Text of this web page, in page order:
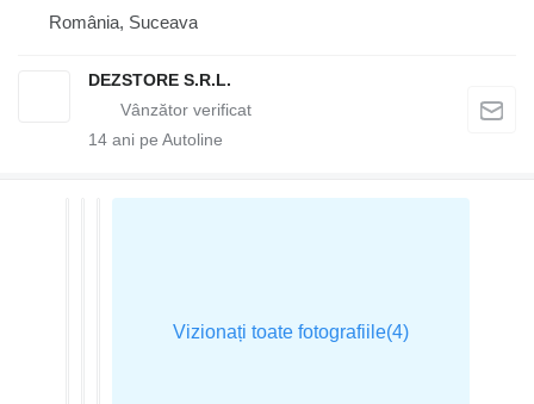
România, Suceava
DEZSTORE S.R.L.
14 ani pe Autoline